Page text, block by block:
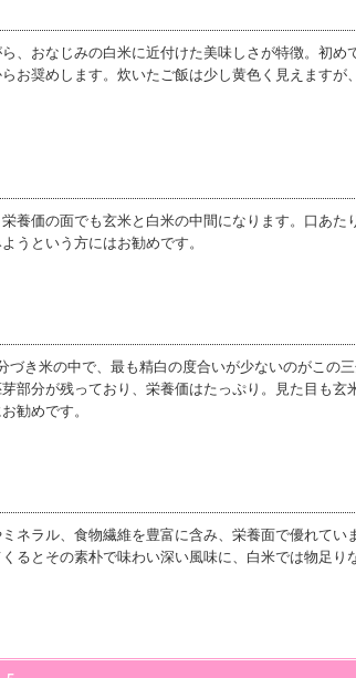
、おなじみの白米に近付けた美味しさが特徴。初め
お奨めします。炊いたご飯は少し黄色く見えますが
養価の面でも玄米と白米の中間になります。口あた
うという方にはお勧めです。
づき米の中で、最も精白の度合いが少ないのがこの
部分が残っており、栄養価はたっぷり。見た目も玄
勧めです。
ネラル、食物繊維を豊富に含み、栄養面で優れてい
るとその素朴で味わい深い風味に、白米では物足り